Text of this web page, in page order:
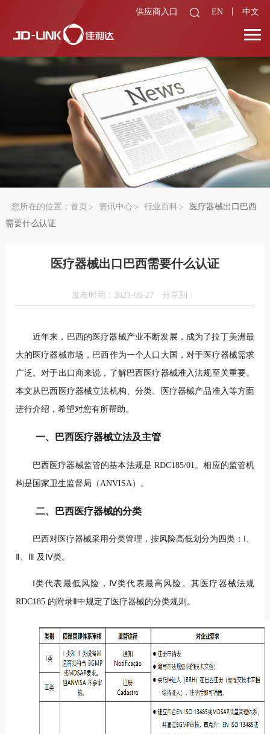
供应商入口 EN 中文
您所在的位置： 首页 资讯中心 行业百科
医疗器械出口巴西
需要什么认证
医疗器械出口巴西需要什么认证
发布时间：2023-06-27 分享到：
近年来，巴西的医疗器械产业不断发展，成为了拉丁美洲最
大的医疗器械市场，巴西作为一个人口大国，对于医疗器械需求
广泛。对于出口商来说，了解巴西医疗器械准入法规至关重要。
本文从巴西医疗器械立法机构、分类、医疗器械产品准入等方面
进行介绍，希望对您有所帮助。
一、巴西医疗器械立法及主管
巴西医疗器械监管的基本法规是 RDC185/01。相应的监管机
构是国家卫生监督局（ANVISA）。
二、巴西医疗器械的分类
巴西对医疗器械采用分类管理，按风险高低划分为四类：Ⅰ、
Ⅱ、Ⅲ 及 Ⅳ类。
Ⅰ类代表最低风险，Ⅳ类代表最高风险。其医疗器械法规
RDC185 的 附录Ⅱ中规定了医疗器械的分类规则。